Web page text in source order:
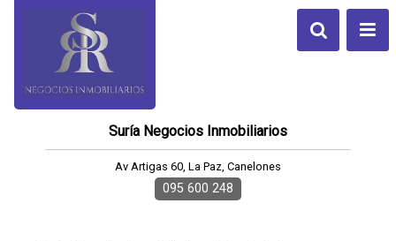
Suría Negocios Inmobiliarios
Av Artigas 60, La Paz, Canelones
095 600 248